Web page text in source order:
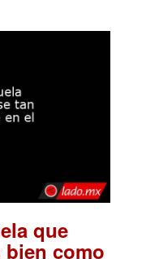
que
bien como